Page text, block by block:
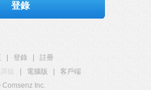
登錄
登錄
註冊
屏版 電腦版
客戶端
Comsenz Inc.